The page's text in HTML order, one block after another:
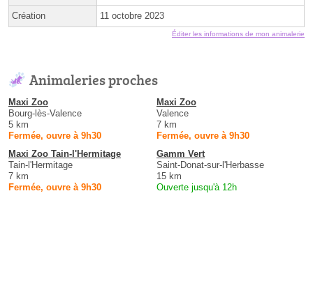
Création 11 octobre 2023
Éditer les informations de mon animalerie
Animaleries proches
Maxi Zoo
Bourg-lès-Valence
5 km
Fermée, ouvre à 9h30
Maxi Zoo
Valence
7 km
Fermée, ouvre à 9h30
Maxi Zoo Tain-l'Hermitage
Tain-l'Hermitage
7 km
Fermée, ouvre à 9h30
Gamm Vert
Saint-Donat-sur-l'Herbasse
15 km
Ouverte jusqu'à 12h